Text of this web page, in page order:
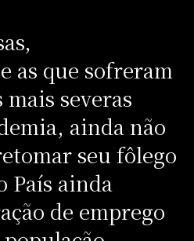
as que sofreram
severas
ainda não
seu fôlego
País ainda
de emprego